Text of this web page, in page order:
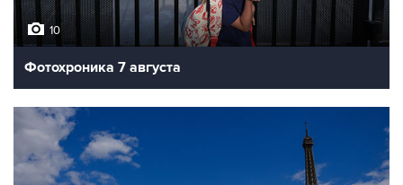
10
Фотохроника 7 августа